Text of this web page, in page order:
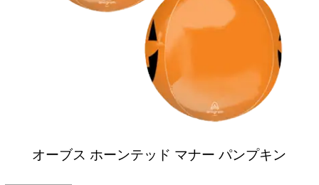
オーブス ホーンテッド マナー パンプキン